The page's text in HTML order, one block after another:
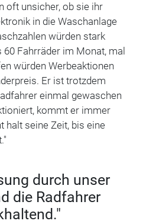
oft unsicher, ob sie ihr
in die Waschanlage
würden stark
Fahrräder im Monat, mal
würden Werbeaktionen
Er ist trotzdem
einmal gewaschen
kommt er immer
halt seine Zeit, bis eine
durch unser
die Radfahrer